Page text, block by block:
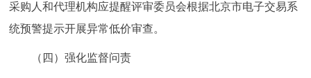
采购人和代理机构应提醒评审委员会根据北京市电子交易系
统预警提示开展异常低价审查。
（四）强化监督问责